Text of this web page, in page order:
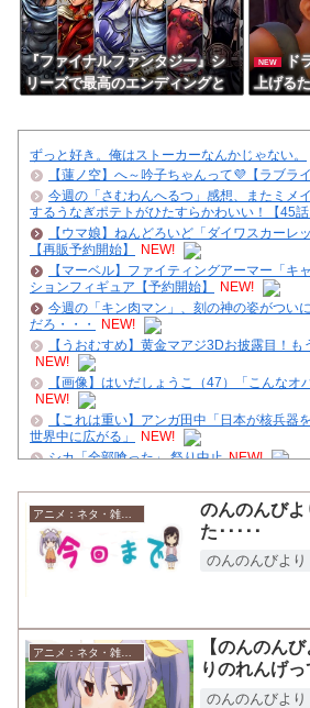
『ファイナルファンタジー』シ
リーズで最高のエンディングと
NEW
ド
上げる
ずっと好き。俺はストーカーなんかじゃない。
【蓮ノ空】へ～吟子ちゃんって💜【ラブライ
今週の「さむわんへるつ」感想、またミメ
するうなぎポテトがひたすらかわいい！【45話
【ウマ娘】ねんどろいど「ダイワスカーレ
【再販予約開始】
NEW!
【マーベル】ファイティングアーマー「キ
ションフィギュア【予約開始】
NEW!
今週の「キン肉マン」、刻の神の姿がつい
だろ・・・
NEW!
【うおむすめ】黄金マアジ3Dお披露目！
NEW!
【画像】はいだしょうこ（47）「こんなオ
NEW!
【これは重い】アンガ田中「日本が核兵器
世界中に広がる」
NEW!
シカ「全部喰った」 祭り中止 NEW!
【朗報】最終回で「えっ？マジで？」って
【復活予告】管理人、クダクダ
【画像】NARUTO三大謎の一つ、「羅生門
か！？
ジャンプで綺麗に終わった名作ないよな
クレバテスⅡ-魔獣の王と偽りの勇者伝承-
トアの書を餌に誘き出す作戦！
【ハンターハンター】再登場するかな
アニメ：ネタ・雑談・ニュース
のんのんび
た･････
のんのんびより
アニメ：ネタ・雑談・ニュース
【のんのん
りのれんげ
のんのんびより